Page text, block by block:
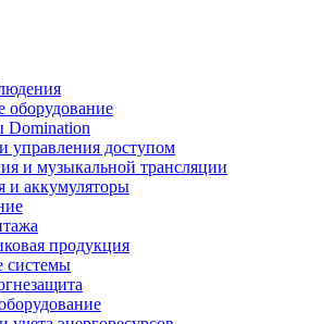
Domination
управления доступом
и музыкальной трансляции
и аккумуляторы
продукция
системы